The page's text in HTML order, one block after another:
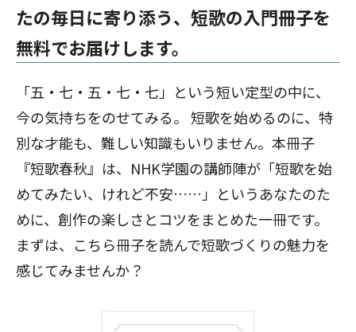
たの毎日に寄り添う、短歌の入門冊子を
無料でお届けします。
「五・七・五・七・七」という短い定型の中に、
今の気持ちをのせてみる。 短歌を始めるのに、特
別な才能も、難しい知識もいりません。本冊子
『短歌春秋』は、NHK学園の講師陣が「短歌を始
めてみたい、けれど不安……」というあなたのた
めに、創作の楽しさとコツをまとめた一冊です。
まずは、こちら冊子を読んで短歌づくりの魅力を
感じてみませんか？